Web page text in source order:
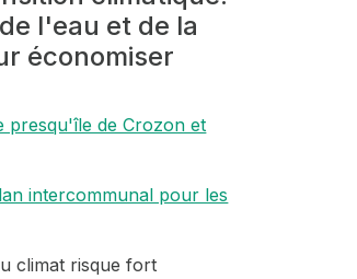
l'eau et de la
économiser
presqu'île de Crozon et
intercommunal pour les
climat risque fort